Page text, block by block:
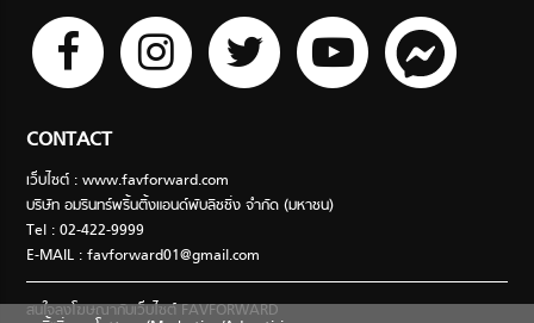
CONTACT
เว็บไซต์ : www.favforward.com
บริษัท อมรินทร์พริ้นติ้งแอนด์พับลิชชิ่ง จำกัด (มหาชน)
Tel : 02-422-9999
E-MAIL :favforward01@gmail.com
สนใจลงโฆษณากับเว็บไซต์ FAVFORWARD